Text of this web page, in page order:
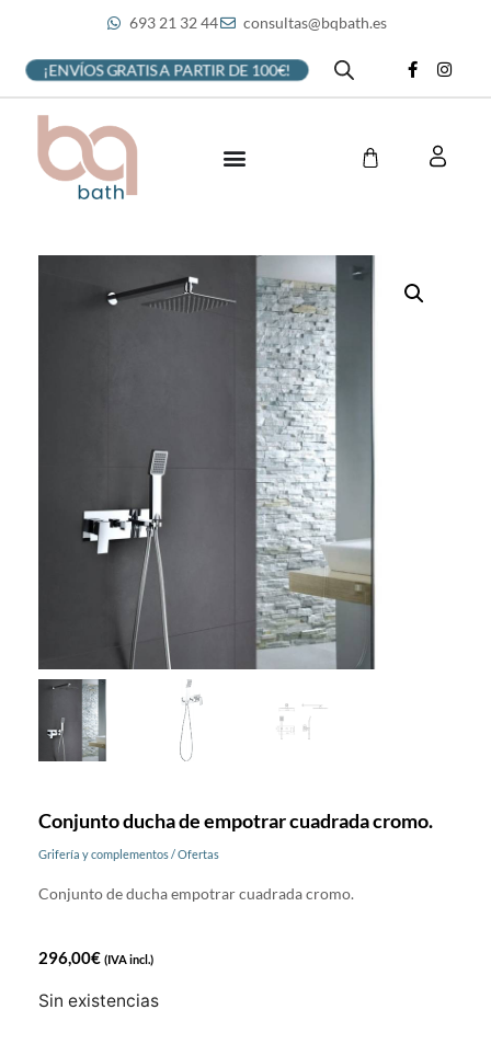
693 21 32 44 consultas@bqbath.es
¡ENVÍOS GRATIS A PARTIR DE 100€!
Conjunto ducha de empotrar cuadrada cromo.
Grifería y complementos/Ofertas
Conjunto de ducha empotrar cuadrada cromo.
296,00€ (IVA incl.)
Sin existencias